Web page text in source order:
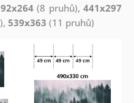
(8 pruhů),441x297
539x363 (11 pruhů)